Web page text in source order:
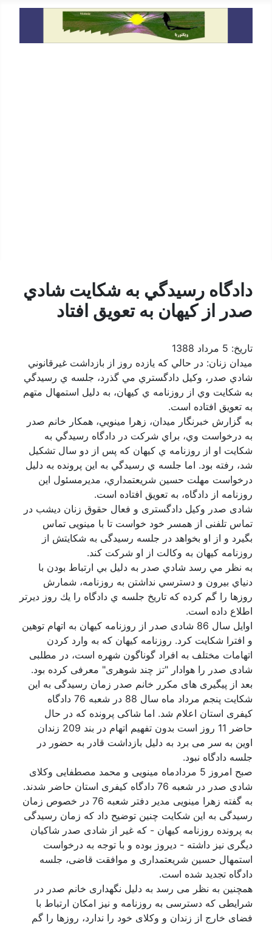
دادگاه رسيدگي به شكايت شادي
صدر از كيهان به تعويق افتاد
تاریخ: 5 مرداد 1388
میدان زنان: در حالي كه يازده روز از بازداشت غيرقانوني
شادي صدر، وكيل دادگستري مي گذرد، جلسه ي رسيدگي
به شكايت وي از روزنامه ي كيهان، به دليل استمهال متهم
به تعويق افتاده است.
به گزارش خبرنگار ميدان، زهرا مينويي، همكار خانم صدر
به درخواست وي، براي شركت در دادگاه رسيدگي به
شكايت او از روزنامه ي كيهان كه پس از دو سال تشكيل
شد، رفته بود. اما جلسه ي رسيدگي به اين پرونده به دليل
درخواست مهلت حسين شريعتمداري، مديرمسئول اين
روزنامه از دادگاه، به تعويق افتاده است.
شادی صدر وکیل دادگستری و فعال حقوق زنان دیشب در
تماس تلفنی از همسر خود خواست تا با مینویی تماس
بگیرد و از او بخواهد در جلسه رسیدگی به شکایتش از
روزنامه کیهان به وکالت از او شرکت کند.
به نظر مي رسد شادي صدر به دليل بي ارتباط بودن با
دنياي بيرون و دسترسي نداشتن به روزنامه، شمارش
روزها را گم كرده كه تاريخ جلسه ي دادگاه را يك روز ديرتر
اطلاع داده است.
اوایل سال 86 شادی صدر از روزنامه کیهان به اتهام توهین
و افترا شکایت کرد. روزنامه کیهان كه به وارد كردن
اتهامات مختلف به افراد گوناگون شهره است، در مطلبی
شادی صدر را هوادار "تز چند شوهری" معرفی کرده بود.
بعد از پیگیری های مکرر خانم صدر زمان رسیدگی به این
شکایت پنجم مرداد ماه سال 88 در شعبه 76 دادگاه
کیفری استان اعلام شد. اما شاکی پرونده که در حال
حاضر 11 روز است بدون تفهیم اتهام در بند 209 زندان
اوین به سر می برد به دلیل بازداشت قادر به حضور در
جلسه دادگاه نبود.
صبح امروز 5 مردادماه مینویی و محمد مصطفایی وکلای
شادی صدر در شعبه 76 دادگاه کیفری استان حاضر شدند.
به گفته زهرا مینویی مدیر دفتر شعبه 76 در خصوص زمان
رسیدگی به این شکایت چنین توضیح داد که زمان رسیدگی
به پرونده روزنامه کیهان - که غیر از شادی صدر شاکیان
دیگری نیز داشته - دیروز بوده و با توجه به درخواست
استمهال حسین شریعتمداری و موافقت قاضی، جلسه
دادگاه تجدید شده است.
همچنین به نظر می رسد به دلیل نگهداری خانم صدر در
شرایطی که دسترسی به روزنامه و نیز امکان ارتباط با
فضای خارج از زندان و وکلای خود را ندارد، روزها را گم